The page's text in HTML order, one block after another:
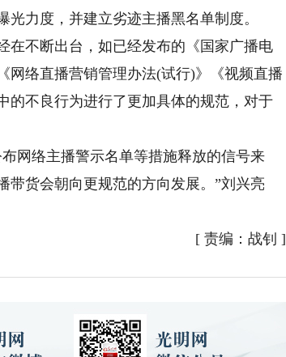
力度，并建立劣迹主播黑名单制度。
不断出台，如已经发布的《国家广播电
网络直播营销管理办法(试行)》《视频直播
的不良行为进行了更加具体的规范，对于
网络主播警示名单等措施释放的信号来
带货会朝向更规范的方向发展。”刘兴亮
[ 责编：战钊 ]